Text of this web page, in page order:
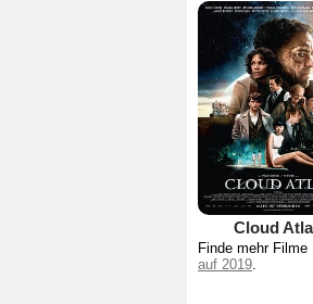
Cloud
Finde mehr Filme
auf 2019